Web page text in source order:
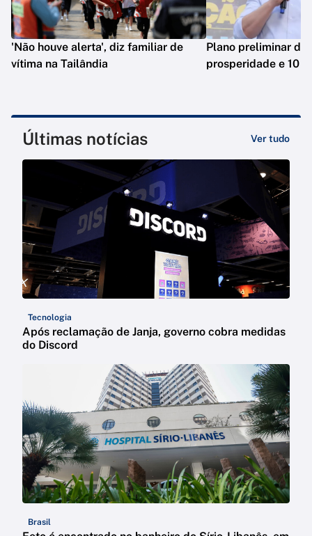
'Não houve alerta', diz familiar de
vítima na Tailândia
Plano preliminar de
prosperidade e 10
Últimas notícias Ver tudo
Tecnologia
Após reclamação de Janja, governo cobra medidas
do Discord
Brasil